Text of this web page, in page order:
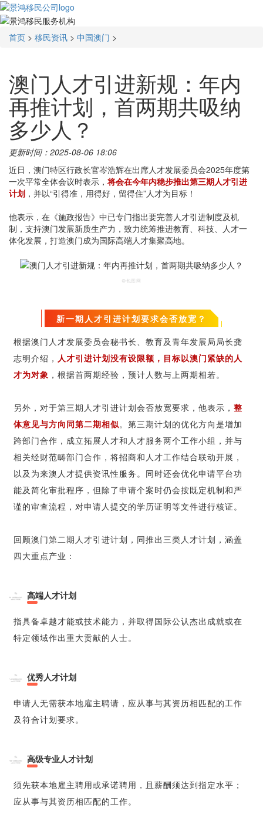
首页 > 移民资讯 > 中国澳门 >
澳门人才引进新规：年内
再推计划，首两期共吸纳
多少人？
更新时间：2025-08-06 18:06
近日，澳门特区行政长官岑浩辉在出席人才发展委员会2025年度第
一次平常全体会议时表示，将会在今年内稳步推出第三期人才引进
计划 ，并以“引得准，用得好，留得住”人才为目标！
他表示，在《施政报告》中已专门指出要完善人才引进制度及机
制，支持澳门发展新质生产力，致力统筹推进教育、科技、人才一
体化发展，打造澳门成为国际高端人才集聚高地。
©包图网
新一期人才引进计划要求会否放宽？
根据澳门人才发展委员会秘书长、教育及青年发展局局长龚
志明介绍， 人才引进计划没有设限额，目标以澳门紧缺的人
才为对象 ，根据首两期经验，预计人数与上两期相若。
另外，对于第三期人才引进计划会否放宽要求，他表示， 整
体意见与方向同第二期相似。第三期计划的优化方向是增加
跨部门合作，成立拓展人才和人才服务两个工作小组，并与
相关经财范畴部门合作，将招商和人才工作结合联动开展，
以及为来澳人才提供资讯性服务。同时还会优化申请平台功
能及简化审批程序，但除了申请个案时仍会按既定机制和严
谨的审查流程，对申请人提交的学历证明等文件进行核证。
回顾澳门第二期人才引进计划，同推出三类人才计划，涵盖
四大重点产业：
1 高端人才计划
指具备卓越才能或技术能力，并取得国际公认杰出成就或在
特定领域作出重大贡献的人士。
2 优秀人才计划
申请人无需获本地雇主聘请，应从事与其资历相匹配的工作
及符合计划要求。
3 高级专业人才计划
须先获本地雇主聘用或承诺聘用，且薪酬须达到指定水平；
应从事与其资历相匹配的工作。